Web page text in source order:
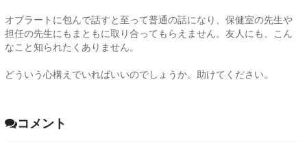
オブラートに包んで話すと至って普通の話になり、保健室の先生や
担任の先生にもまともに取り合ってもらえません。友人にも、こん
なこと知られたくありません。
どういう心構えでいればいいのでしょうか。助けてください。
コメント